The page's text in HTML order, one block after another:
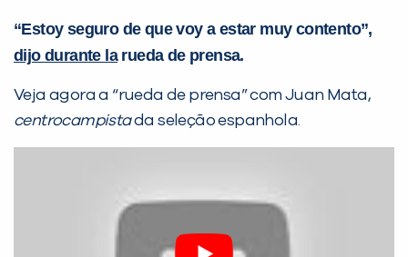
“Estoy seguro de que voy a estar muy contento”,
dijo durante larueda de prensa.
Veja agora a “rueda de prensa” com Juan Mata,
centrocampistada seleção espanhola.